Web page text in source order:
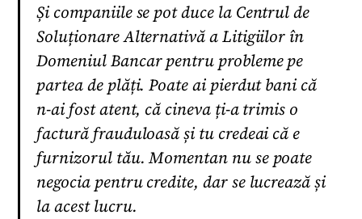
Și companiile se pot duce la Centrul de
Soluționare Alternativă a Litigiilor în
Domeniul Bancar pentru probleme pe
partea de plăți. Poate ai pierdut bani că
n-ai fost atent, că cineva ți-a trimis o
factură frauduloasă și tu credeai că e
furnizorul tău. Momentan nu se poate
negocia pentru credite, dar se lucrează și
la acest lucru.